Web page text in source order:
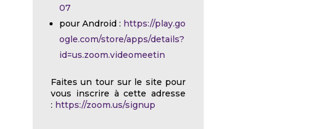
07
pour Android : https://play.go
ogle.com/store/apps/details?
id=us.zoom.videomeetin
Faites un tour sur le site pour
vous inscrire à cette adresse
: https://zoom.us/signup